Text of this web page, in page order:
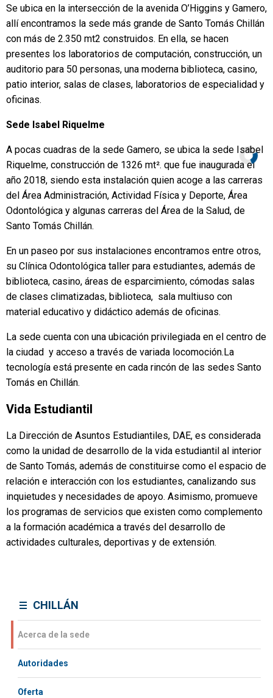
Se ubica en la intersección de la avenida O’Higgins y Gamero,
allí encontramos la sede más grande de Santo Tomás Chillán
con más de 2.350 mt2 construidos. En ella, se hacen
presentes los laboratorios de computación, construcción, un
auditorio para 50 personas, una moderna biblioteca, casino,
patio interior, salas de clases, laboratorios de especialidad y
oficinas.
Sede Isabel Riquelme
A pocas cuadras de la sede Gamero, se ubica la sede Isabel
Riquelme, construcción de 1326 mt². que fue inaugurada el
año 2018, siendo esta instalación quien acoge a las carreras
del Área Administración, Actividad Física y Deporte, Área
Odontológica y algunas carreras del Área de la Salud, de
Santo Tomás Chillán.
En un paseo por sus instalaciones encontramos entre otros,
su Clínica Odontológica taller para estudiantes, además de
biblioteca, casino, áreas de esparcimiento, cómodas salas
de clases climatizadas, biblioteca, sala multiuso con
material educativo y didáctico además de oficinas.
La sede cuenta con una ubicación privilegiada en el centro de
la ciudad y acceso a través de variada locomoción.La
tecnología está presente en cada rincón de las sedes Santo
Tomás en Chillán.
Vida Estudiantil
La Dirección de Asuntos Estudiantiles, DAE, es considerada
como la unidad de desarrollo de la vida estudiantil al interior
de Santo Tomás, además de constituirse como el espacio de
relación e interacción con los estudiantes, canalizando sus
inquietudes y necesidades de apoyo. Asimismo, promueve
los programas de servicios que existen como complemento
a la formación académica a través del desarrollo de
actividades culturales, deportivas y de extensión.
CHILLÁN
Acerca de la sede
Autoridades
Oferta